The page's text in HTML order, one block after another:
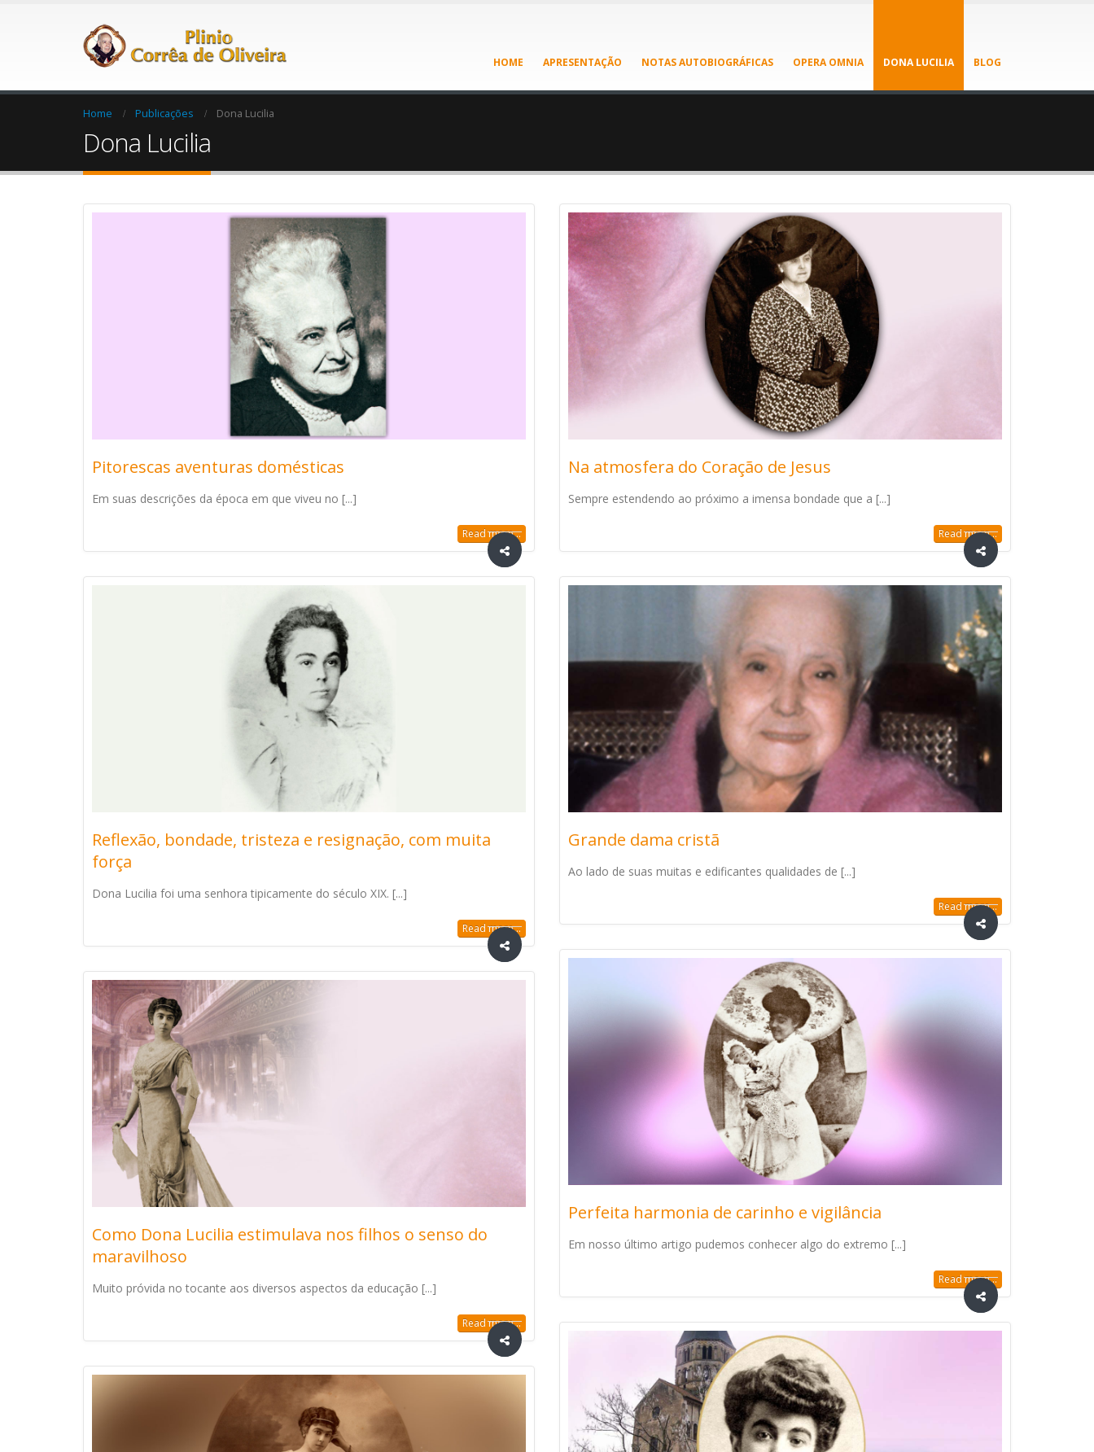
HOME APRESENTAÇÃO NOTAS AUTOBIOGRÁFICAS OPERA OMNIA DONA LUCILIA BLOG
Home Publicações Dona Lucilia
Dona Lucilia
Pitorescas aventuras domésticas
Em suas descrições da época em que viveu no [...]
Read more...
Na atmosfera do Coração de Jesus
Sempre estendendo ao próximo a imensa bondade que a [...]
Read more...
Reflexão, bondade, tristeza e resignação, com muita
força
Dona Lucilia foi uma senhora tipicamente do século XIX. [...]
Read more...
Grande dama cristã
Ao lado de suas muitas e edificantes qualidades de [...]
Read more...
Perfeita harmonia de carinho e vigilância
Em nosso último artigo pudemos conhecer algo do extremo [...]
Read more...
Como Dona Lucilia estimulava nos filhos o senso do
maravilhoso
Muito próvida no tocante aos diversos aspectos da educação [...]
Read more...